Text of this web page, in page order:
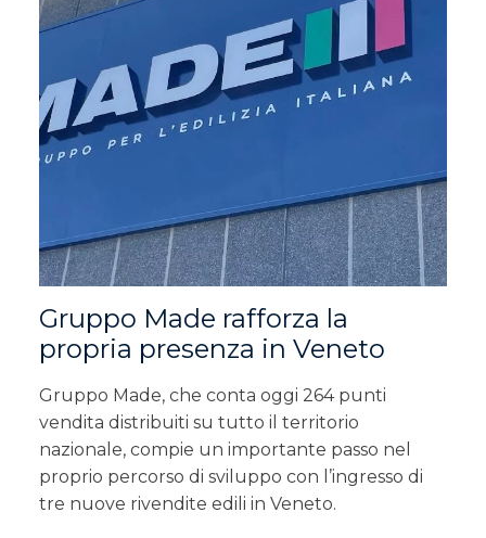
Gruppo Made rafforza la
propria presenza in Veneto
Gruppo Made, che conta oggi 264 punti
vendita distribuiti su tutto il territorio
nazionale, compie un importante passo nel
proprio percorso di sviluppo con l’ingresso di
tre nuove rivendite edili in Veneto.